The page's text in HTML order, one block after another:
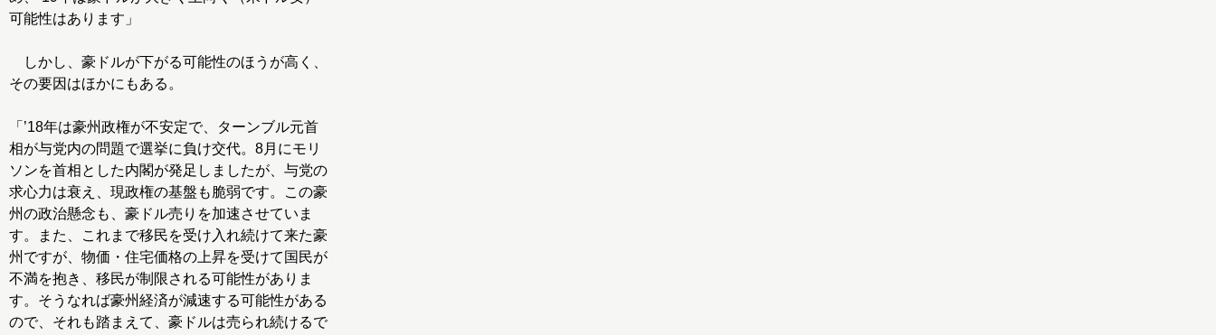
可能性はあります」
しかし、豪ドルが下がる可能性のほうが高く、
その要因はほかにもある。
「’18年は豪州政権が不安定で、ターンブル元首
相が与党内の問題で選挙に負け交代。8月にモリ
ソンを首相とした内閣が発足しましたが、与党の
求心力は衰え、現政権の基盤も脆弱です。この豪
州の政治懸念も、豪ドル売りを加速させていま
す。また、これまで移民を受け入れ続けて来た豪
州ですが、物価・住宅価格の上昇を受けて国民が
不満を抱き、移民が制限される可能性がありま
す。そうなれば豪州経済が減速する可能性がある
ので、それも踏まえて、豪ドルは売られ続けるで